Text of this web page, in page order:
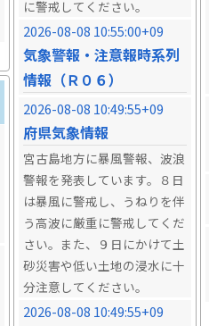
に警戒してください。
2026-08-08 10:55:00+09
気象警報・注意報時系列
情報（Ｒ０６）
2026-08-08 10:49:55+09
府県気象情報
宮古島地方に暴風警報、波浪
警報を発表しています。８日
は暴風に警戒し、うねりを伴
う高波に厳重に警戒してくだ
さい。また、９日にかけて土
砂災害や低い土地の浸水に十
分注意してください。
2026-08-08 10:49:55+09